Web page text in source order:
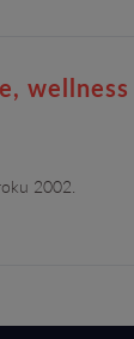
2002.